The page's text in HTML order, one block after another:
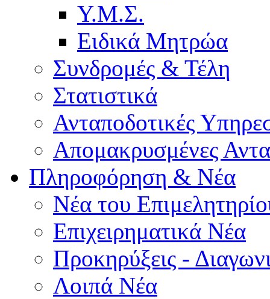
Υ.Μ.Σ.
Ειδικά Μητρώα
Συνδρομές & Τέλη
Στατιστικά
Ανταποδοτικές
Απομακρυσμένες
Πληροφόρηση & Νέα
Νέα του
Επιχειρηματικά Νέα
Προκηρύξεις -
Λοιπά Νέα